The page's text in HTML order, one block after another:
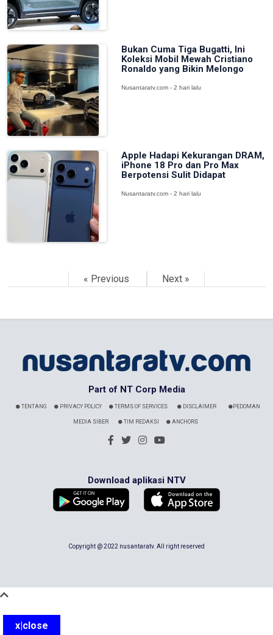
Bukan Cuma Tiga Bugatti, Ini
Koleksi Mobil Mewah Cristiano
Ronaldo yang Bikin Melongo
Nusantaratv.com - 2 hari lalu
Apple Hadapi Kekurangan DRAM,
iPhone 18 Pro dan Pro Max
Berpotensi Sulit Didapat
Nusantaratv.com - 2 hari lalu
« Previous Next »
Part of NT Corp Media
TENTANG PRIVACY POLICY TERMS OF SERVICES DISCLAIMER PEDOMAN
MEDIA SIBER TIM REDAKSI ANCHORS
Download aplikasi NTV
Copyright @ 2022 nusantaratv. All right reserved
x|close